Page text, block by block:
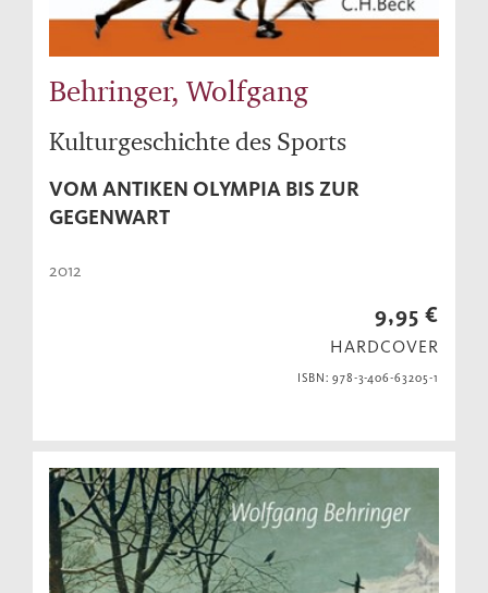
Behringer, Wolfgang
Kulturgeschichte des Sports
VOM ANTIKEN OLYMPIA BIS ZUR
GEGENWART
2012
9,95 €
HARDCOVER
ISBN: 978-3-406-63205-1